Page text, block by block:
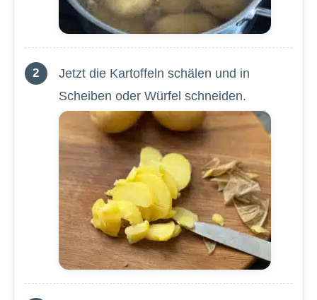
Jetzt die Kartoffeln schälen und in
Scheiben oder Würfel schneiden.